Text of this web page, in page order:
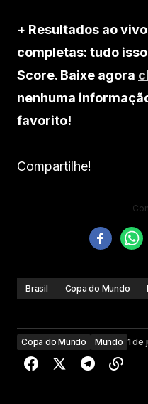
+ Resultados ao
completas: tudo
Score. Baixe agora
nenhuma
favorito!
Compartilhe!
Brasil Copa do Mundo
Copa do Mundo Mundo 1 de